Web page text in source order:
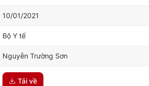
10/01/2021
Bộ Y tế
Nguyễn Trường Sơn
Tải về